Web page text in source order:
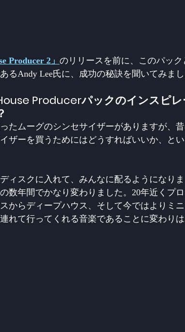
Producer 2」 のリリースを前に、このパッ
るAndy Lee氏に、成功の秘訣を聞いてみまし
Producerパックのインスピ
たムーグのシンセサイザーがありますが、
ザーを買うためにはどうすればいいか、と
ィスクに入れて、みんなに配るようになり
数年間でかなり変わりました。20年近くプ
からディープハウス、そして今ではよりミ
れて行ってくれる音楽であることに変わりは